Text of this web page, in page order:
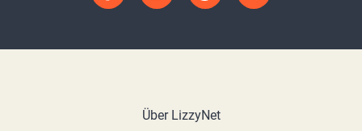
Über LizzyNet